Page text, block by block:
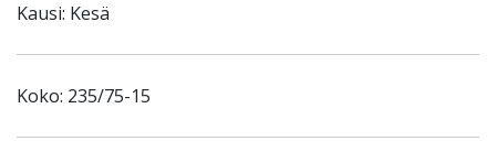
Kausi: Kesä
Koko: 235/75-15